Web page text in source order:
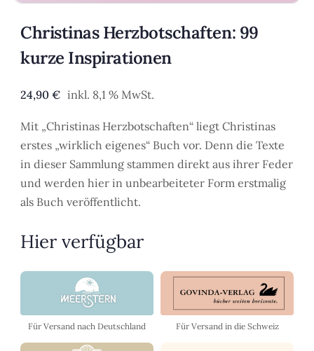
Christinas Herzbotschaften: 99
kurze Inspirationen
24,90 € inkl. 8,1 % MwSt.
Mit „Christinas Herzbotschaften“ liegt Christinas
erstes „wirklich eigenes“ Buch vor. Denn die Texte
in dieser Sammlung stammen direkt aus ihrer Feder
und werden hier in unbearbeiteter Form erstmalig
als Buch veröffentlicht.
Hier verfügbar
Für Versand nach Deutschland Für Versand in die Schweiz